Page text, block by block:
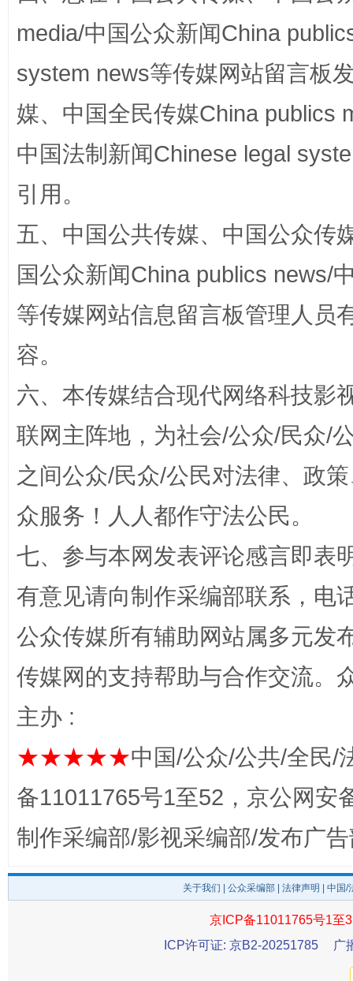
国家大学科技园优化重塑工作
“蜀中异人”王建安的艺术幻境
完善运行机制助力责任有效落实 一纸欠
media/中国公众新闻China
system news等传媒网站留言板
媒、中国全民传媒China publics
中国法制新闻Chinese legal
引用。
五、中国公共传媒、中国公众传
国公众新闻China publics news/
等传媒网站信息留言板管理人员
容。
六、本传媒结合现代网络科技影
联网主阵地，为社会/公众/民众/
之间公众/民众/公民对法律、政
众服务！人人都作守法公民。
七、参与本网发表评论感言即表
有意见请向制作采编部联系，电
公众传媒所有辅助网站属多元发
传媒网的支持帮助与合作交流。
主办 :
★★★★★中国/公众/公共/全民/
备11011765号1至52，京公网安
制作采编部/影视采编部/发布广
关于我们 公众采编部 法律声明 | 中国
京ICP备11011765号1至
ICP许可证: 京B2-20251785
广